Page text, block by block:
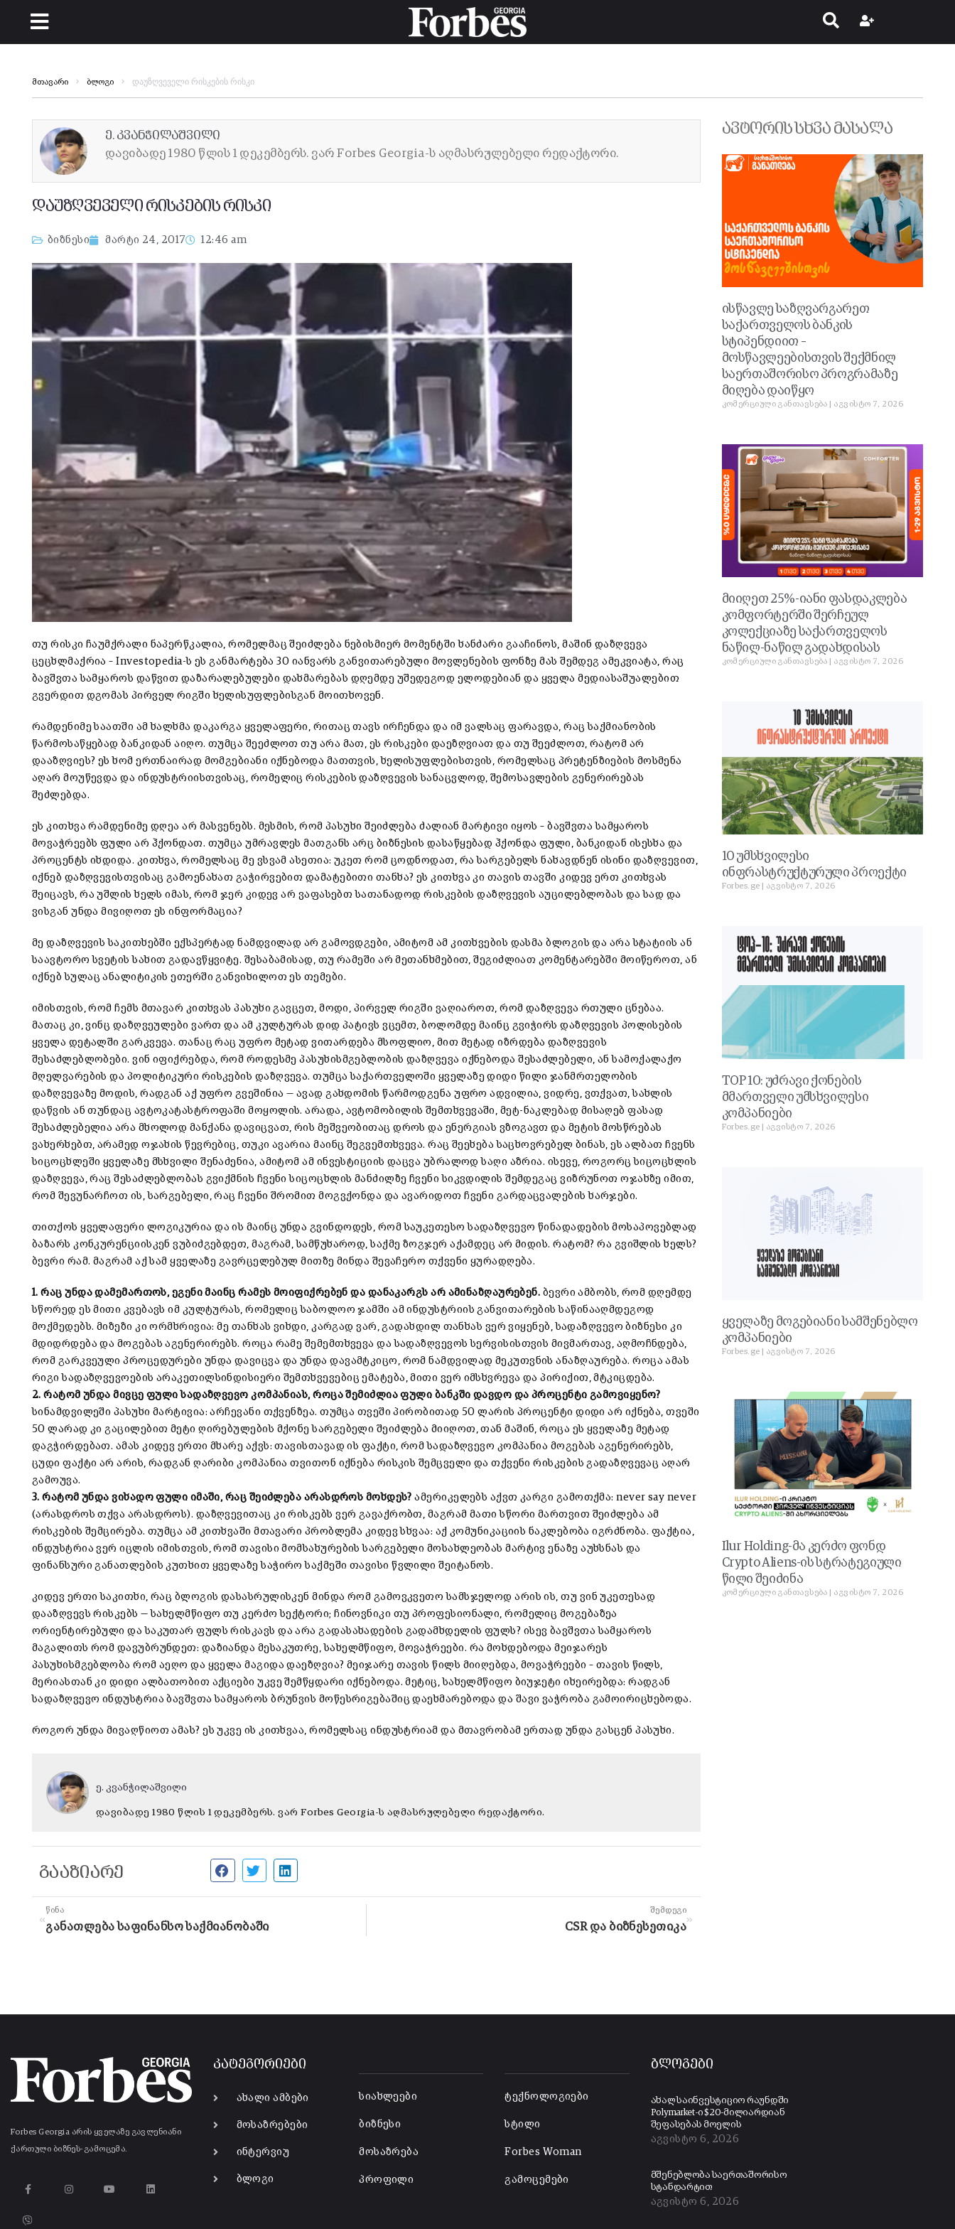
მთავარი ბლოგი დაუზღვეველი რისკების რისკი
ე. კვანჭილაშვილი
დავიბადე 1980 წლის 1 დეკემბერს. ვარ Forbes Georgia-ს აღმასრულებელი რედაქტორი.
დაუზღვეველი რისკების რისკი
ბიზნესი მარტი 24, 2017 12:46 am
თუ რისკი ჩაუმქრალი ნაპერწკალია, რომელმაც შეიძლება ნებისმიერ მომენტში ხანძარი გააჩინოს, მაშინ დაზღვევა
ცეცხლმაქრია – Investopedia-ს ეს განმარტება 30 იანვარს განვითარებული მოვლენების ფონზე მას შემდეგ ამეკვიატა, რაც
ბავშვთა სამყაროს დაწვით დაზარალებულები დახმარებას დღემდე უშედეგოდ ელოდებიან და ყველა მედიასაშუალებით
გვერდით დგომას პირველ რიგში ხელისუფლებისგან მოითხოვენ.
რამდენიმე საათში ამ ხალხმა დაკარგა ყველაფერი, რითაც თავს ირჩენდა და იმ ვალსაც ფარავდა, რაც საქმიანობის
წარმოსაწყებად ბანკიდან აიღო. თუმცა შეეძლოთ თუ არა მათ, ეს რისკები დაეზღვიათ და თუ შეეძლოთ, რატომ არ
დააზღვიეს? ეს ხომ ერთნაირად მომგებიანი იქნებოდა მათთვის, ხელისუფლებისთვის, რომელსაც პრეტენზიების მოსმენა
აღარ მოუწევდა და ინდუსტრიისთვისაც, რომელიც რისკების დაზღვევის სანაცვლოდ, შემოსავლების გენერირებას
შეძლებდა.
ეს კითხვა რამდენიმე დღეა არ მასვენებს. მესმის, რომ პასუხი შეიძლება ძალიან მარტივი იყოს – ბავშვთა სამყაროს
მოვაჭრეებს ფული არ ჰქონდათ. თუმცა უმრავლეს მათგანს არც ბიზნესის დასაწყებად ჰქონდა ფული, ბანკიდან ისესხა და
პროცენტს იხდიდა. კითხვა, რომელსაც მე ვსვამ ასეთია: უკეთ რომ ცოდნოდათ, რა სარგებელს ნახავდნენ ისინი დაზღვევით,
იქნებ დაზღვევისთვისაც გამოენახათ გაჭირვებით დამატებითი თანხა? ეს კითხვა კი თავის თავში კიდევ ერთ კითხვას
შეიცავს, რა უშლის ხელს იმას, რომ ჯერ კიდევ არ ვაფასებთ სათანადოდ რისკების დაზღვევის აუცილებლობას და სად და
ვისგან უნდა მივიღოთ ეს ინფორმაცია?
მე დაზღვევის საკითხებში ექსპერტად ნამდვილად არ გამოვდგები, ამიტომ ამ კითხვების დასმა ბლოგის და არა სტატიის ან
საავტორო სვეტის სახით გადავწყვიტე. შესაბამისად, თუ რამეში არ მეთანხმებით, შეგიძლიათ კომენტარებში მოიწეროთ, ან
იქნებ სულაც ანალიტიკის ეთერში განვიხილოთ ეს თემები.
იმისთვის, რომ ჩემს მთავარ კითხვას პასუხი გავცეთ, მოდი, პირველ რიგში ვაღიაროთ, რომ დაზღვევა რთული ცნებაა.
მათაც კი, ვინც დაზღვეულები ვართ და ამ კულტურას დიდ პატივს ვცემთ, ბოლომდე მაინც გვიჭირს დაზღვევის პოლისების
ყველა დეტალში გარკვევა. თანაც რაც უფრო მეტად ვითარდება მსოფლიო, მით მეტად იზრდება დაზღვევის
შესაძლებლობები. ვინ იფიქრებდა, რომ როდესმე პასუხისმგებლობის დაზღვევა იქნებოდა შესაძლებელი, ან სამოქალაქო
მღელვარების და პოლიტიკური რისკების დაზღვევა. თუმცა საქართველოში ყველაზე დიდი წილი ჯანმრთელობის
დაზღვევაზე მოდის, რადგან აქ უფრო გვეშინია — ავად გახდომის წარმოდგენა უფრო ადვილია, ვიდრე, ვთქვათ, სახლის
დაწვის ან თუნდაც ავტოკატასტროფაში მოყოლის. არადა, ავტომობილის შემთხვევაში, მეტ-ნაკლებად მისაღებ ფასად
შესაძლებელია არა მხოლოდ მანქანა დავიცვათ, რის მეშვეობითაც დროს და ენერგიას ვზოგავთ და მეტის მოსწრებას
ვახერხებთ, არამედ ოჯახის წევრებიც, თუკი ავარია მაინც შეგვემთხვევა. რაც შეეხება საცხოვრებელ ბინას, ეს ალბათ ჩვენს
სიცოცხლეში ყველაზე მსხვილი შენაძენია, ამიტომ ამ ინვესტიციის დაცვა უბრალოდ საღი აზრია. ისევე, როგორც სიცოცხლის
დაზღვევა, რაც შესაძლებლობას გვიქმნის ჩვენი სიცოცხლის მანძილზე ჩვენი სიკვდილის შემდეგაც ვიზრუნოთ ოჯახზე იმით,
რომ შევუნარჩოთ ის, სარგებელი, რაც ჩვენი შრომით მოგვქონდა და ავარიდოთ ჩვენი გარდაცვალების ხარჯები.
თითქოს ყველაფერი ლოგიკურია და ის მაინც უნდა გვინდოდეს, რომ საუკეთესო სადაზღვევო წინადადების მოსაპოვებლად
ბაზარს კონკურენციისკენ ვუბიძგებდეთ, მაგრამ, სამწუხაროდ, საქმე ზოგჯერ აქამდეც არ მიდის. რატომ? რა გვიშლის ხელს?
ბევრი რამ. მაგრამ აქ სამ ყველაზე გავრცელებულ მითზე მინდა შევაჩერო თქვენი ყურადღება.
1. რაც უნდა დამემართოს, ეგენი მაინც რამეს მოიფიქრებენ და დანაკარგს არ ამინაზღაურებენ. ბევრი ამბობს, რომ დღემდე
სწორედ ეს მითი კვებავს იმ კულტურას, რომელიც საბოლოო ჯამში ამ ინდუსტრიის განვითარების საწინააღმდეგოდ
მოქმედებს. მიზეზი კი ორმხრივია: მე თანხას ვიხდი, კარგად ვარ, გადახდილ თანხას ვერ ვიყენებ, სადაზღვევო ბიზნესი კი
მდიდრდება და მოგებას აგენერირებს. როცა რამე შემემთხვევა და სადაზღვევოს სერვისისთვის მივმართავ, აღმოჩნდება,
რომ გარკვეული პროცედურები უნდა დავიცვა და უნდა დავამტკიცო, რომ ნამდვილად მეკუთვნის ანაზღაურება. როცა ამას
რიგი სადაზღვევოების არაკეთილსინდისიერი შემთხვევებიც ემატება, მითი ვერ იმსხვრევა და პირიქით, მტკიცდება.
2. რატომ უნდა მივცე ფული სადაზღვევო კომპანიას, როცა შემიძლია ფული ბანკში დავდო და პროცენტი გამოვიყენო?
სინამდვილეში პასუხი მარტივია: არჩევანი თქვენზეა. თუმცა თვეში პირობითად 50 ლარის პროცენტი დიდი არ იქნება, თვეში
50 ლარად კი გაცილებით მეტი ღირებულების მქონე სარგებელი შეიძლება მიიღოთ, თან მაშინ, როცა ეს ყველაზე მეტად
დაგჭირდებათ. ამას კიდევ ერთი მხარე აქვს: თავისთავად ის ფაქტი, რომ სადაზღვევო კომპანია მოგებას აგენერირებს,
ცუდი ფაქტი არ არის, რადგან ღარიბი კომპანია თვითონ იქნება რისკის შემცველი და თქვენი რისკების გადაზღვევაც აღარ
გამოუვა.
3. რატომ უნდა ვიხადო ფული იმაში, რაც შეიძლება არასდროს მოხდეს? ამერიკელებს აქვთ კარგი გამოთქმა: never say never
(არასდროს თქვა არასდროს). დაზღვევითაც კი რისკებს ვერ გავაქრობთ, მაგრამ მათი სწორი მართვით შეიძლება ამ
რისკების შემცირება. თუმცა ამ კითხვაში მთავარი პრობლემა კიდევ სხვაა: აქ კომუნიკაციის ნაკლებობა იგრძნობა. ფაქტია,
ინდუსტრია ვერ იცლის იმისთვის, რომ თავისი მომსახურების სარგებელი მოსახლეობას მარტივ ენაზე აუხსნას და
ფინანსური განათლების კუთხით ყველაზე საჭირო საქმეში თავისი წვლილი შეიტანოს.
კიდევ ერთი საკითხი, რაც ბლოგის დასასრულისკენ მინდა რომ გამოვკვეთო სამსჯელოდ არის ის, თუ ვინ უკეთესად
დააზღვევს რისკებს — სახელმწიფო თუ კერძო სექტორი; ჩინოვნიკი თუ პროფესიონალი, რომელიც მოგებაზეა
ორიენტირებული და საკუთარ ფულს რისკავს და არა გადასახადების გადამხდელის ფულს? ისევ ბავშვთა სამყაროს
მაგალითს რომ დავუბრუნდეთ: დაზიანდა მესაკუთრე, სახელმწიფო, მოვაჭრეები. რა მოხდებოდა მეიჯარეს
პასუხისმგებლობა რომ აეღო და ყველა მაგიდა დაეზღვია? მეიჯარე თავის წილს მიიღებდა, მოვაჭრეები – თავის წილს,
მერიასთან კი დიდი ალბათობით აქციები უკვე შემწყდარი იქნებოდა. მეტიც, სახელმწიფო ბიუჯეტი იხეირებდა: რადგან
სადაზღვევო ინდუსტრია ბავშვთა სამყაროს ბრუნვის მოწესრიგებაშიც დაეხმარებოდა და შავი ვაჭრობა გამოირიცხებოდა.
როგორ უნდა მივაღწიოთ ამას? ეს უკვე ის კითხვაა, რომელსაც ინდუსტრიამ და მთავრობამ ერთად უნდა გასცენ პასუხი.
ე. კვანჭილაშვილი
დავიბადე 1980 წლის 1 დეკემბერს. ვარ Forbes Georgia-ს აღმასრულებელი რედაქტორი.
გააზიარე
ᲬᲘᲜᲐ
განათლება საფინანსო საქმიანობაში
ᲨᲔᲛᲓᲔᲒᲘ
CSR და ბიზნესეთიკა
ავტორის სხვა მასალა
ისწავლე საზღვარგარეთ
საქართველოს ბანკის
სტიპენდიით –
მოსწავლეებისთვის შექმნილ
საერთაშორისო პროგრამაზე
მიღება დაიწყო
კომერციული განთავსება აგვისტო 7, 2026
მიიღეთ 25%-იანი ფასდაკლება
კომფორტერში შერჩეულ
კოლექციაზე საქართველოს
ნაწილ-ნაწილ გადახდისას
კომერციული განთავსება აგვისტო 7, 2026
10 უმსხვილესი
ინფრასტრუქტურული პროექტი
Forbes.ge აგვისტო 7, 2026
TOP 10: უძრავი ქონების
მმართველი უმსხვილესი
კომპანიები
Forbes.ge აგვისტო 7, 2026
ყველაზე მოგებიანი სამშენებლო
კომპანიები
Forbes.ge აგვისტო 7, 2026
Ilur Holding-მა კერძო ფონდ
Crypto Aliens-ის სტრატეგიული
წილი შეიძინა
კომერციული განთავსება აგვისტო 7, 2026
Forbes Georgia არის ყველაზე გავლენიანი
ქართული ბიზნეს-გამოცემა.
კატეგორიები
ახალი ამბები
მოსაზრებები
ინტერვიუ
ბლოგი
სიახლეები
ბიზნესი
მოსაზრება
პროფილი
ტექნოლოგიები
სტილი
Forbes Woman
გამოცემები
ბლოგები
ახალ საინვესტიციო რაუნდში
Polymarket-ი $20-მილიარდიან
შეფასებას მოელის
აგვისტო 6, 2026
მშენებლობა საერთაშორისო
სტანდარტით
აგვისტო 6, 2026